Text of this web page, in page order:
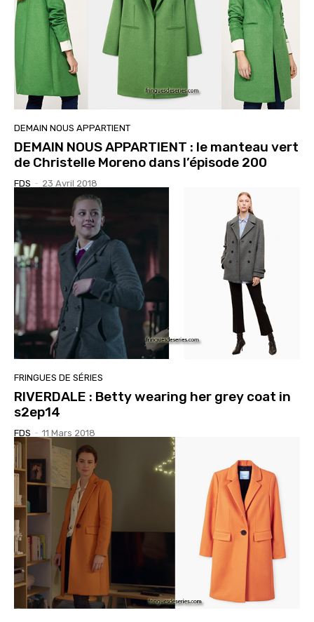
DEMAIN NOUS APPARTIENT
DEMAIN NOUS APPARTIENT : le manteau vert
de Christelle Moreno dans l’épisode 200
FDS - 23 Avril 2018
FRINGUES DE SÉRIES
RIVERDALE : Betty wearing her grey coat in
s2ep14
FDS - 11 Mars 2018